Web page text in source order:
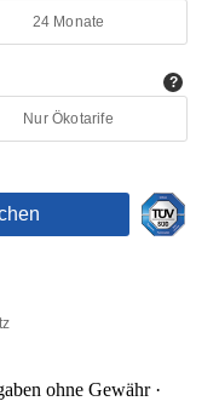
ohne Gewähr ·